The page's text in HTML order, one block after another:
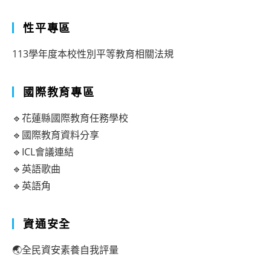
性平專區
113學年度本校性別平等教育相關法規
國際教育專區
🔹花蓮縣國際教育任務學校
🔹國際教育資料分享
🔹ICL會議連結
🔹英語歌曲
🔹英語角
資通安全
🌏全民資安素養自我評量